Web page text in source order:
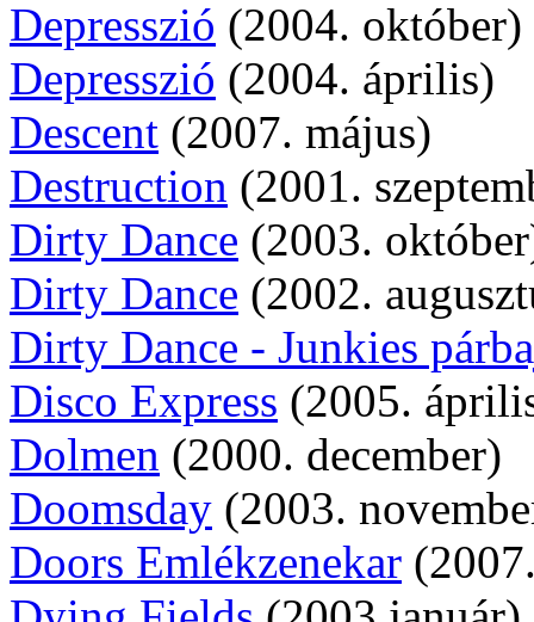
Depresszió (2004. október)
Depresszió (2004. április)
Descent (2007. május)
Destruction (2001.
Dirty Dance (2003.
Dirty Dance (2002.
Dirty Dance - Junkies
Disco Express (2005.
Dolmen (2000. december)
Doomsday (2003.
Doors Emlékzenekar